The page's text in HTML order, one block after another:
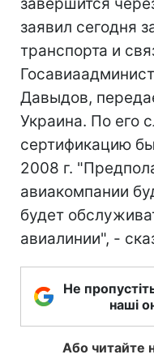
заявил сегодня
транспорта и
Давыдов,
Украина. По его
сертификацию
2008 г.
авиакомпании
будет
авиалинии", -
Не
наші
Або читайте